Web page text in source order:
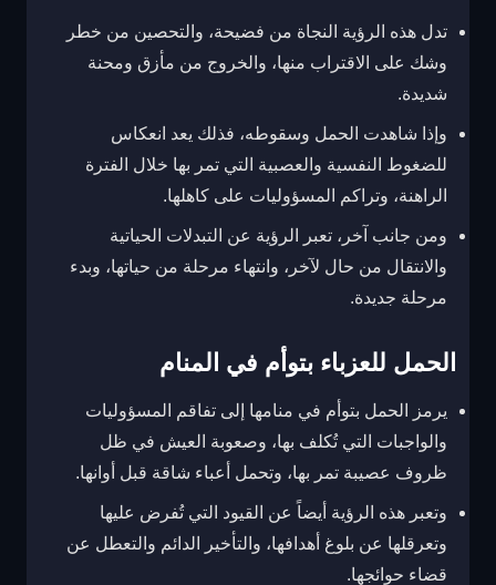
تدل هذه الرؤية النجاة من فضيحة، والتحصين من خطر
وشك على الاقتراب منها، والخروج من مأزق ومحنة
شديدة.
وإذا شاهدت الحمل وسقوطه، فذلك يعد انعكاس
للضغوط النفسية والعصبية التي تمر بها خلال الفترة
الراهنة، وتراكم المسؤوليات على كاهلها.
ومن جانب آخر، تعبر الرؤية عن التبدلات الحياتية
والانتقال من حال لآخر، وانتهاء مرحلة من حياتها، وبدء
مرحلة جديدة.
الحمل للعزباء بتوأم في المنام
يرمز الحمل بتوأم في منامها إلى تفاقم المسؤوليات
والواجبات التي تُكلف بها، وصعوبة العيش في ظل
ظروف عصيبة تمر بها، وتحمل أعباء شاقة قبل أوانها.
وتعبر هذه الرؤية أيضاً عن القيود التي تُفرض عليها
وتعرقلها عن بلوغ أهدافها، والتأخير الدائم والتعطل عن
قضاء حوائجها.